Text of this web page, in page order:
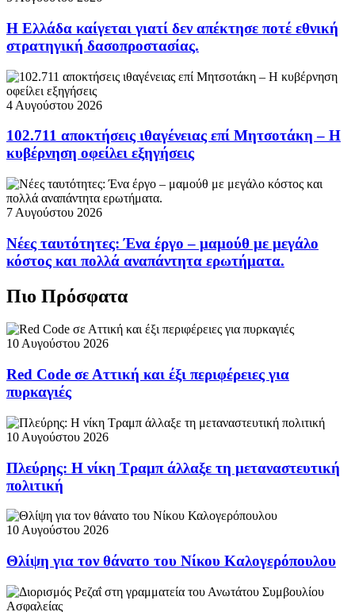
Η Ελλάδα καίγεται γιατί δεν απέκτησε ποτέ εθνική
στρατηγική δασοπροστασίας.
4 Αυγούστου 2026
102.711 αποκτήσεις ιθαγένειας επί Μητσοτάκη – Η
κυβέρνηση οφείλει εξηγήσεις
7 Αυγούστου 2026
Νέες ταυτότητες: Ένα έργο – μαμούθ με μεγάλο
κόστος και πολλά αναπάντητα ερωτήματα.
Πιο Πρόσφατα
10 Αυγούστου 2026
Red Code σε Αττική και έξι περιφέρειες για
πυρκαγιές
10 Αυγούστου 2026
Πλεύρης: Η νίκη Τραμπ άλλαξε τη μεταναστευτική
πολιτική
10 Αυγούστου 2026
Θλίψη για τον θάνατο του Νίκου Καλογερόπουλου